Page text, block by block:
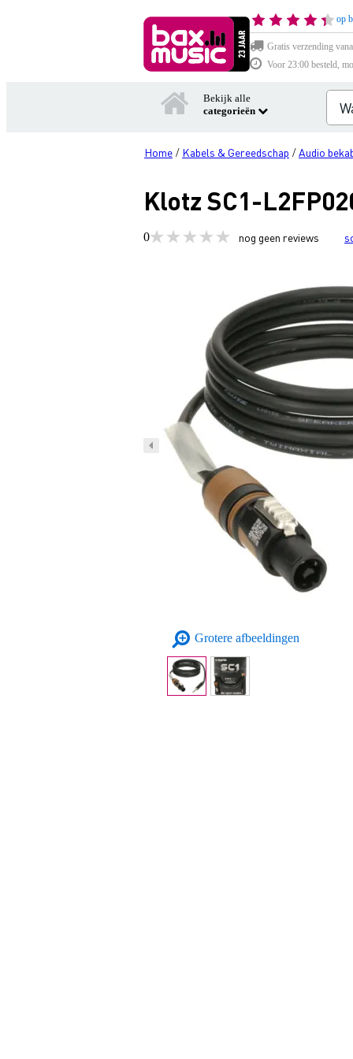
op
Gratis verzending
Voor 23:00 besteld,
Bekijk alle
categorieën
Home / Kabels & Gereedschap /Audio
Klotz SC1-
0 nog geen reviews
Grotere afbeeldingen